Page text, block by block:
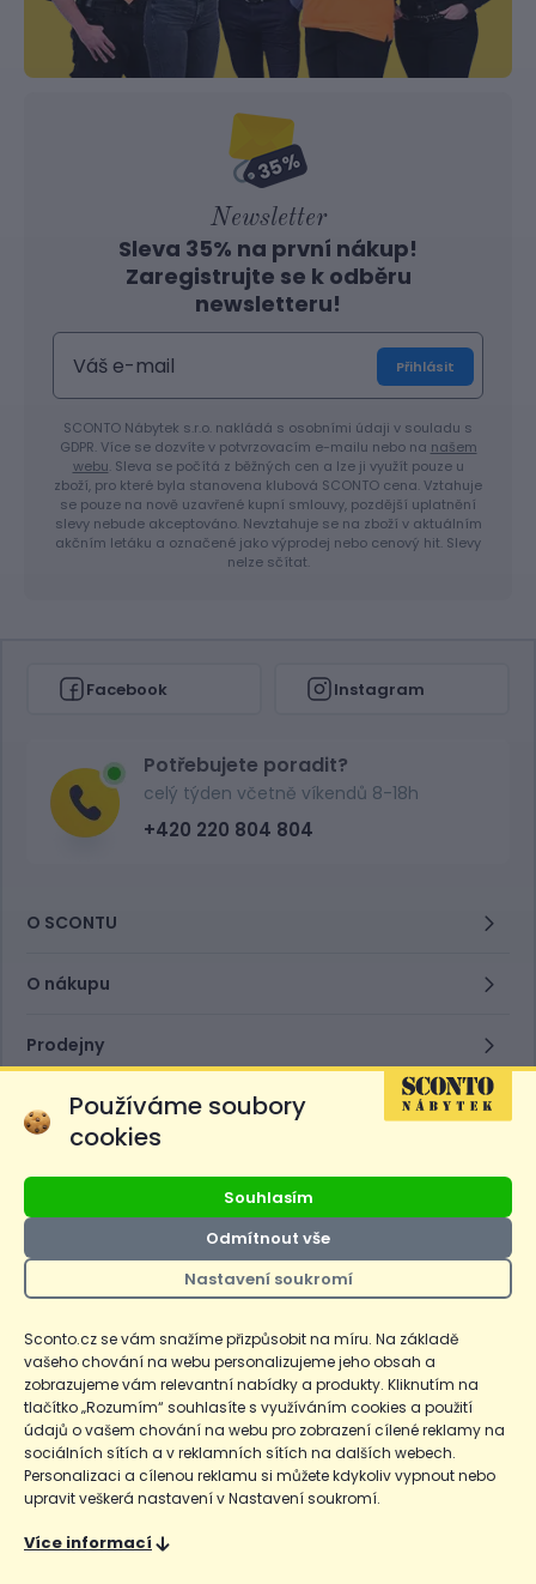
Newsletter
Sleva 35% na první nákup!
Zaregistrujte se k odběru
newsletteru!
Přihlásit
SCONTO Nábytek s.r.o. nakládá s osobními údaji v souladu s
GDPR. Více se dozvíte v potvrzovacím e-mailu nebo na našem
webu. Sleva se počítá z běžných cen a lze ji využít pouze u
zboží, pro které byla stanovena klubová SCONTO cena. Vztahuje
se pouze na nově uzavřené kupní smlouvy, pozdější uplatnění
slevy nebude akceptováno. Nevztahuje se na zboží v aktuálním
akčním letáku a označené jako výprodej nebo cenový hit. Slevy
nelze sčítat.
Facebook Instagram
Potřebujete poradit?
celý týden včetně víkendů 8-18h
+420 220 804 804
O SCONTU
O nákupu
Prodejny
E-shop
SCONTO Nábytek, s.r.o. je součástí
mezinárodního řetězce, který provozuje
obchodní domyHoeffner
Přejít naSconto.sk
Ceny produktů na e-shopu sconto.cz jsou označeny následovně. Běžná
cena je cena bez označení, *Cena pro členy SCONTO Clubu, **Akční
cena pro členy SCONTO Clubu, ***Akční cena, # Nejnižší cena za 30
dnů před prvním zlevněním. Dle zákona o ochraně spotřebitele §12a je
uvedená Běžná cena současně i nejnižší za 30 dní, pokud není Nejnižší
Používáme soubory
cookies
Souhlasím
Odmítnout vše
Nastavení soukromí
Sconto.cz se vám snažíme přizpůsobit na míru. Na základě
vašeho chování na webu personalizujeme jeho obsah a
zobrazujeme vám relevantní nabídky a produkty. Kliknutím na
tlačítko „Rozumím“ souhlasíte s využíváním cookies a použití
údajů o vašem chování na webu pro zobrazení cílené reklamy na
sociálních sítích a v reklamních sítích na dalších webech.
Personalizaci a cílenou reklamu si můžete kdykoliv vypnout nebo
upravit veškerá nastavení v Nastavení soukromí.
Více informací